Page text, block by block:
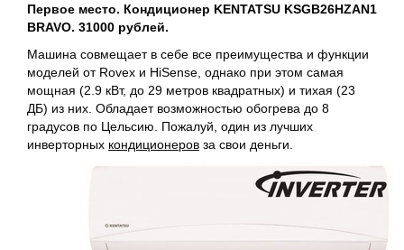
Первое место. Кондиционер KENTATSU KSGB26HZAN1
BRAVO. 31000 рублей.
Машина совмещает в себе все преимущества и функции
моделей от Rovex и HiSense, однако при этом самая
мощная (2.9 кВт, до 29 метров квадратных) и тихая (23
ДБ) из них. Обладает возможностью обогрева до 8
градусов по Цельсию. Пожалуй, один из лучших
инверторных кондиционеров за свои деньги.